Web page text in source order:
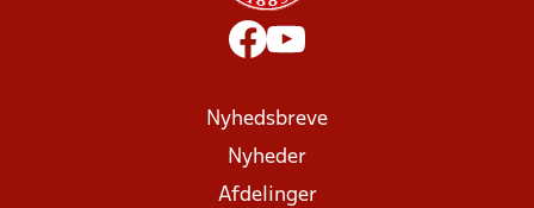
Nyhedsbreve
Nyheder
Afdelinger